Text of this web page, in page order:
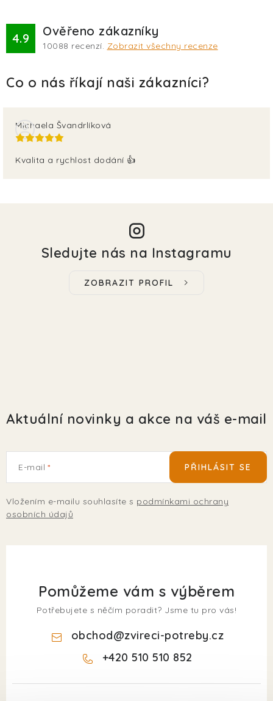
4.9 Ověřeno zákazníky
10088 recenzí. Zobrazit všechny recenze
Michaela Švandrlíková
Kvalita a rychlost dodání 👍
Sledujte nás na Instagramu
ZOBRAZIT PROFIL
Aktuální novinky a akce na váš e-mail
E-mail
Vložením e-mailu souhlasíte s podmínkami ochrany
osobních údajů
PŘIHLÁSIT SE
Pomůžeme vám s výběrem
Potřebujete s něčím poradit? Jsme tu pro vás!
obchod@zvireci-potreby.cz
+420 510 510 852